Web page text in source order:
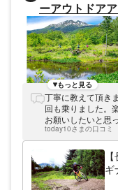
ぁ。 また遊びに行
うございました！！
ーアウトドア
もっと見る
丁寧に教えて頂き
回も乗りました。
お願いしたいと思
today10さまの口コミ
ギ